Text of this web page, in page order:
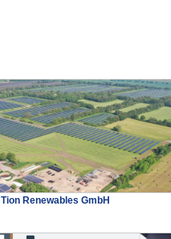
Tion Renewables GmbH